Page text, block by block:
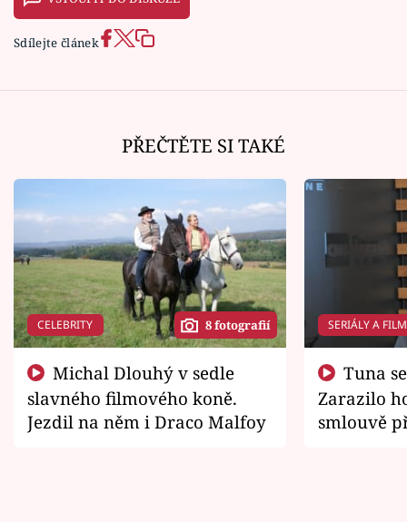
Sdílejte článek
PŘEČTĚTE SI TAKÉ
CELEBRITY 8 fotografií
slavného filmového koně.
Jezdil na něm i Draco Malfoy
SERIÁLY A
Zarazilo
smlouvě